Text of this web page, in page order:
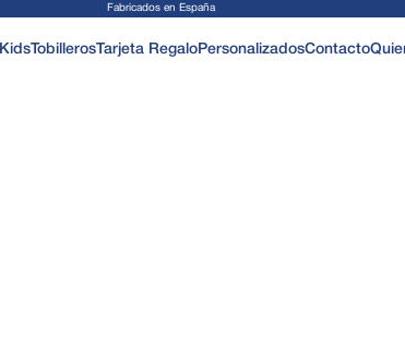
Fabricados en España
KidsTobillerosTarjeta RegaloPersonalizadosContacto